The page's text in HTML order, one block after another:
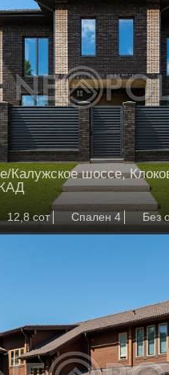
Калужское шоссе,
12,8 сот Спален 4 Без